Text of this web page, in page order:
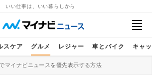
いい仕事は、いい暮らしから
スケア グルメ レジャー 車とバイク キャ
マイナビニュースを優先表示する方法